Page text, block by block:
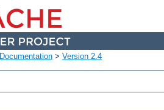
Documentation > Version 2.4